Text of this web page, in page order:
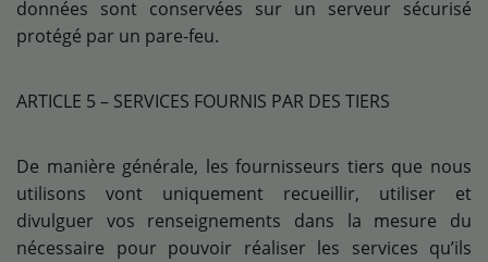
données sont conservées sur un serveur sécurisé
protégé par un pare-feu.
ARTICLE 5 – SERVICES FOURNIS PAR DES TIERS
De manière générale, les fournisseurs tiers que nous
utilisons vont uniquement recueillir, utiliser et
divulguer vos renseignements dans la mesure du
nécessaire pour pouvoir réaliser les services qu’ils